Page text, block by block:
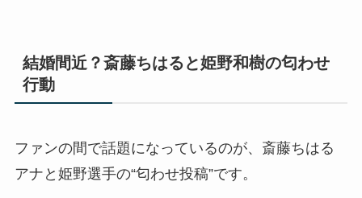
結婚間近？斎藤ちはると姫野和樹の匂わせ
行動
ファンの間で話題になっているのが、斎藤ちはる
アナと姫野選手の“匂わせ投稿”です。